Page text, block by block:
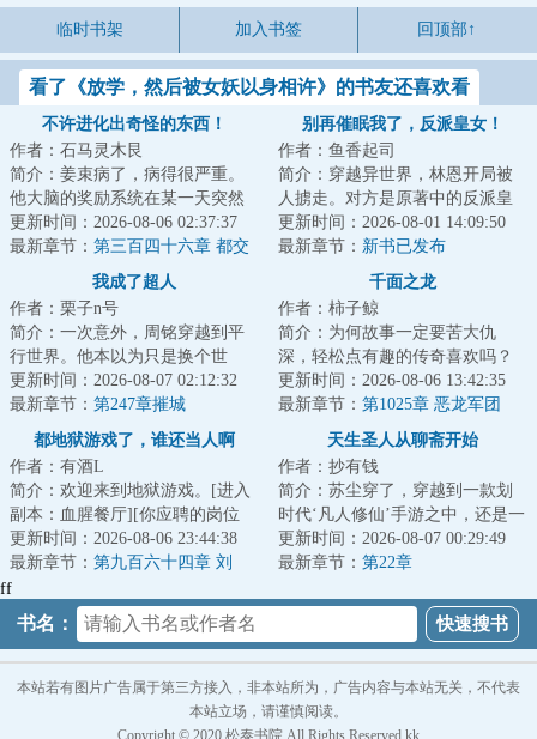
临时书架 加入书签 回顶部↑
看了《放学，然后被女妖以身相许》的书友还喜欢看
不许进化出奇怪的东西！
作者：石马灵木艮
简介：姜束病了，病得很严重。
他大脑的奖励系统在某一天突然
崩坏了，阈值无论如何也无法降
低。为了不断收...
更新时间：2026-08-06 02:37:37
最新章节： 第三百四十六章 都交
别再催眠我了，反派皇女！
作者：鱼香起司
简介：穿越异世界，林恩开局被
人掳走。对方是原著中的反派皇
女，要拿他做催眠实验。为了活
命，林恩不得不...
更新时间：2026-08-01 14:09:50
最新章节： 新书已发布
我成了超人
作者：栗子n号
简介：一次意外，周铭穿越到平
行世界。他本以为只是换个世
界，重复他平凡的人生，直到他
接受阳光照射，一...
更新时间：2026-08-07 02:12:32
最新章节： 第247章摧城
千面之龙
作者：柿子鲸
简介：为何故事一定要苦大仇
深，轻松点有趣的传奇喜欢吗？
今天，我是谁呢？是拯救王国的
英雄？是威胁时代...
更新时间：2026-08-06 13:42:35
最新章节： 第1025章 恶龙军团
都地狱游戏了，谁还当人啊
作者：有酒L
简介：欢迎来到地狱游戏。[进入
副本：血腥餐厅][你应聘的岗位
是：外卖员][你的客户有：浑身散
发着尸臭的...
更新时间：2026-08-06 23:44:38
最新章节： 第九百六十四章 刘
正！你不是人！
天生圣人从聊斋开始
作者：抄有钱
简介：苏尘穿了，穿越到一款划
时代‘凡人修仙’手游之中，还是一
星杂鱼角色，他表示有些慌。还
好关键时刻...
更新时间：2026-08-07 00:29:49
最新章节： 第22章
ff
书名：
本站若有图片广告属于第三方接入，非本站所为，广告内容与本站无关，不代表
本站立场，请谨慎阅读。
Copyright © 2020 松泰书院 All Rights Reserved.kk